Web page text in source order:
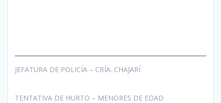
JEFATURA DE POLICÍA – CRÍA. CHAJARÍ
TENTATIVA DE HURTO – MENORES DE EDAD